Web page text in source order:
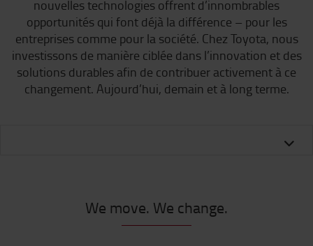
nouvelles technologies offrent d’innombrables
opportunités qui font déjà la différence – pour les
entreprises comme pour la société. Chez Toyota, nous
investissons de manière ciblée dans l’innovation et des
solutions durables afin de contribuer activement à ce
changement. Aujourd’hui, demain et à long terme.
We move. We change.